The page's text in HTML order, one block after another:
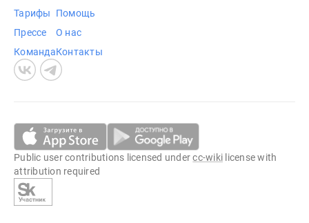
Тарифы
Прессе
Команда
Помощь
О нас
Контакты
Public user contributions licensed undercc-wiki license with
attribution required